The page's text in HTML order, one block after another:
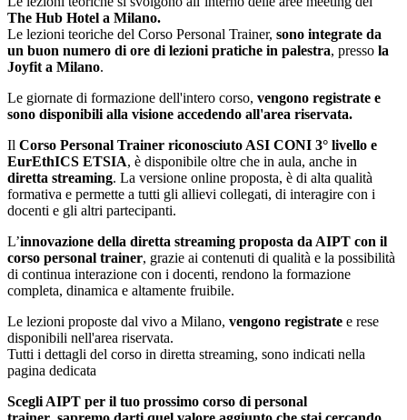
The Hub Hotel a Milano.
Le lezioni teoriche del Corso Personal Trainer, sono integrate da
un buon numero di ore di lezioni pratiche in palestra, presso la
Joyfit a Milano.
Le giornate di formazione dell'intero corso, vengono registrate e
sono disponibili alla visione accedendo all'area riservata.
Il Corso Personal Trainer riconosciuto ASI CONI 3° livello e
EurEthICS ETSIA, è disponibile oltre che in aula, anche in
diretta streaming. La versione online proposta, è di alta qualità
formativa e permette a tutti gli allievi collegati, di interagire con i
docenti e gli altri partecipanti.
L’innovazione della diretta streaming proposta da AIPT con il
corso personal trainer, grazie ai contenuti di qualità e la possibilità
di continua interazione con i docenti, rendono la formazione
completa, dinamica e altamente fruibile.
Le lezioni proposte dal vivo a Milano, vengono registrate e rese
disponibili nell'area riservata.
Tutti i dettagli del corso in diretta streaming, sono indicati nella
pagina dedicata
Scegli AIPT per il tuo prossimo corso di personal